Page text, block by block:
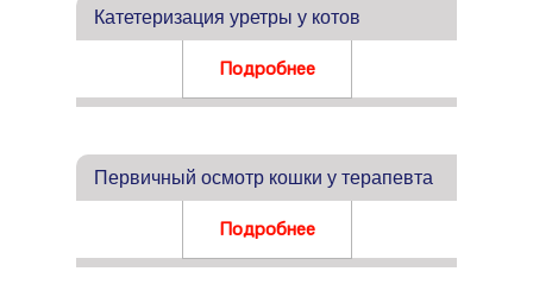
Катетеризация уретры у котов
Подробнее
Первичный осмотр кошки у терапевта
Подробнее